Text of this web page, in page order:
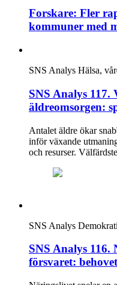
Forskare: Fler
kommuner med
SNS Analys Hälsa,
SNS Analys
äldreomsorgen:
Antalet äldre ökar
inför växande
och resurser.
SNS Analys
SNS Analys 116.
försvaret: